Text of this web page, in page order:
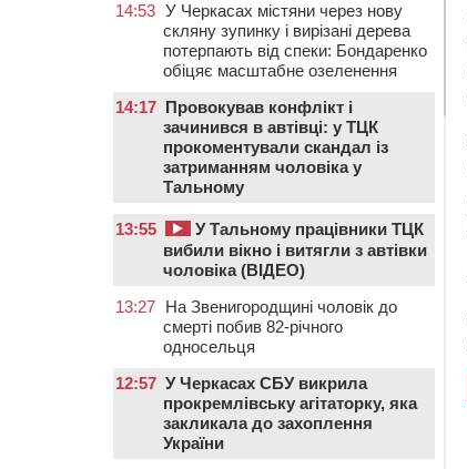
14:53 У Черкасах містяни через нову
скляну зупинку і вирізані дерева
потерпають від спеки: Бондаренко
обіцяє масштабне озеленення
14:17 Провокував конфлікт і
зачинився в автівці: у ТЦК
прокоментували скандал із
затриманням чоловіка у
Тальному
13:55
У Тальному працівники ТЦК
вибили вікно і витягли з автівки
чоловіка (ВІДЕО)
13:27 На Звенигородщині чоловік до
смерті побив 82-річного
односельця
12:57 У Черкасах СБУ викрила
прокремлівську агітаторку, яка
закликала до захоплення
України